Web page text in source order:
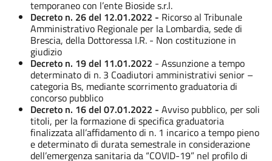
temporaneo con l’ente Bioside s.r.l.
Decreto n. 26 del 12.01.2022 - Ricorso al Tribunale
Amministrativo Regionale per la Lombardia, sede di
Brescia, della Dottoressa I.R. - Non costituzione in
giudizio
Decreto n. 19 del 11.01.2022 - Assunzione a tempo
determinato di n. 3 Coadiutori amministrativi senior –
categoria Bs, mediante scorrimento graduatoria di
concorso pubblico
Decreto n. 16 del 07.01.2022 - Avviso pubblico, per soli
titoli, per la formazione di specifica graduatoria
finalizzata all’affidamento di n. 1 incarico a tempo pieno
e determinato di durata semestrale in considerazione
dell’emergenza sanitaria da “COVID-19” nel profilo di